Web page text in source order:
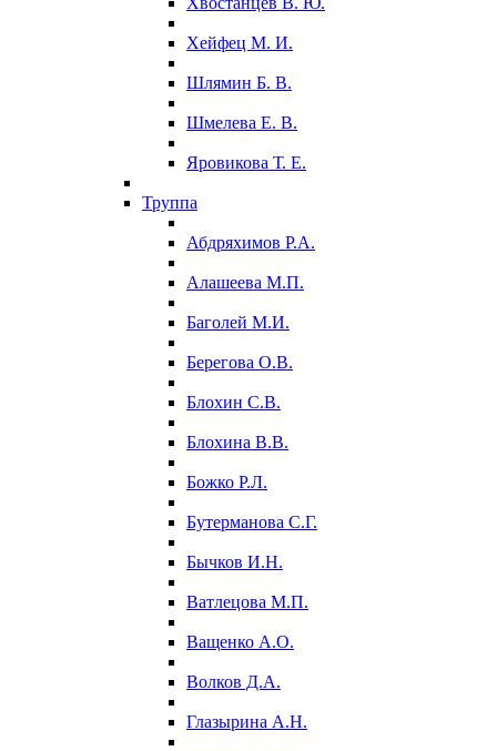
Хейфец М. И.
Шлямин Б. В.
Шмелева Е. В.
Яровикова Т. Е.
Труппа
Абдряхимов Р.А.
Алашеева М.П.
Баголей М.И.
Берегова О.В.
Блохин С.В.
Блохина В.В.
Божко Р.Л.
Бутерманова С.Г.
Бычков И.Н.
Ватлецова М.П.
Ващенко А.О.
Волков Д.А.
Глазырина А.Н.